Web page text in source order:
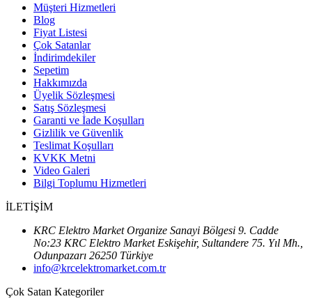
Müşteri Hizmetleri
Blog
Fiyat Listesi
Çok Satanlar
İndirimdekiler
Sepetim
Hakkımızda
Üyelik Sözleşmesi
Satış Sözleşmesi
Garanti ve İade Koşulları
Gizlilik ve Güvenlik
Teslimat Koşulları
KVKK Metni
Video Galeri
Bilgi Toplumu Hizmetleri
İLETİŞİM
KRC Elektro Market Organize Sanayi Bölgesi 9. Cadde
No:23 KRC Elektro Market Eskişehir, Sultandere 75. Yıl Mh.,
Odunpazarı 26250 Türkiye
info@krcelektromarket.com.tr
Çok Satan Kategoriler